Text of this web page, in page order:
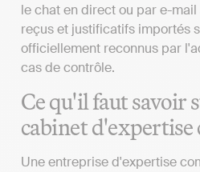
le chat en direct ou par e-
reçus et justificatifs importés
officiellement reconnus par
cas de contrôle.
Ce qu'il faut savoir
cabinet d'expertise
Une entreprise d'expertise